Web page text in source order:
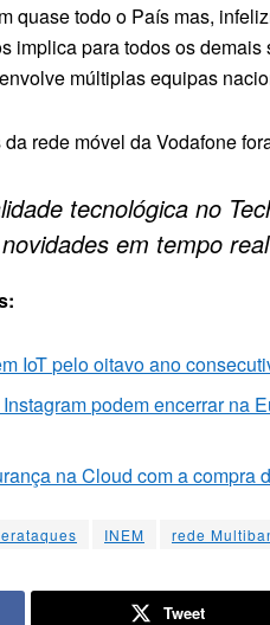
quase todo o País mas,
implica para todos os
múltiplas equipas
rede móvel da Vodafone
tecnológica no
em tempo
IoT pelo oitavo ano
podem encerrar na
na Cloud com a compra
INEM rede
Tweet